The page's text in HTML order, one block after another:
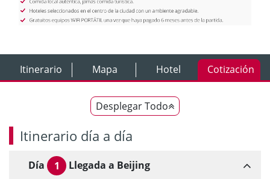
Itinerario Mapa Hotel Cotización
Desplegar Todo
Itinerario día a día
Día 1
Llegada a Beijing